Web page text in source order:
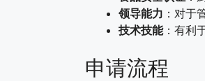
领导能力 ：对于
技术技能：有利
申请流程